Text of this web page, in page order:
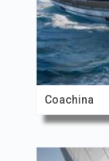
Coachina